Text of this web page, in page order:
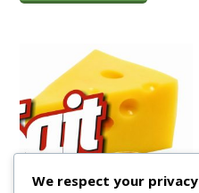
We respect your privacy